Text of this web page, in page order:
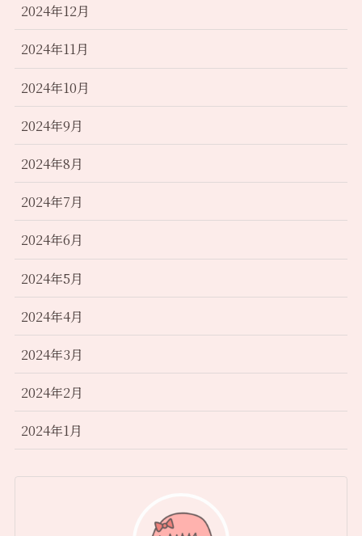
2024年12月
2024年11月
2024年10月
2024年9月
2024年8月
2024年7月
2024年6月
2024年5月
2024年4月
2024年3月
2024年2月
2024年1月